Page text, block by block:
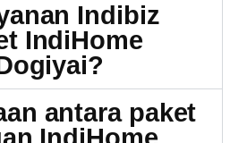
Indibiz
IndiHome
antara paket